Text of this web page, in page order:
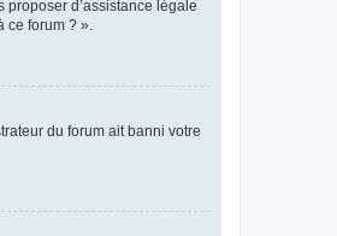
d’assistance légale
forum ? ».
du forum ait banni votre